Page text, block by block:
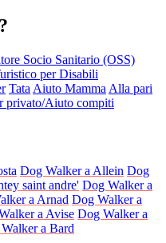
Socio Sanitario (OSS)
per Disabili
Tata Aiuto Mamma Alla pari
privato/Aiuto compiti
Dog Walker a Allein Dog
saint andre' Dog Walker a
a Arnad Dog Walker a
a Avise Dog Walker a
a Bard